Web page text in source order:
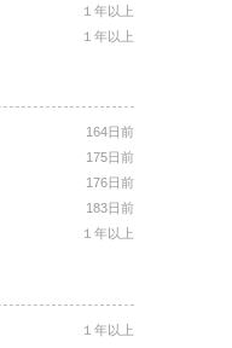
１年以上
１年以上
164日前
175日前
176日前
183日前
１年以上
１年以上